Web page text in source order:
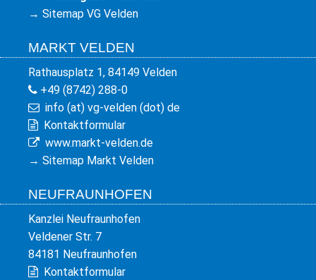
→ Sitemap VG Velden
MARKT VELDEN
Rathausplatz 1, 84149 Velden
+49 (8742) 288-0
info (at) vg-velden (dot) de
Kontaktformular
www.markt-velden.de
→ Sitemap Markt Velden
NEUFRAUNHOFEN
Kanzlei Neufraunhofen
Veldener Str. 7
84181 Neufraunhofen
Kontaktformular